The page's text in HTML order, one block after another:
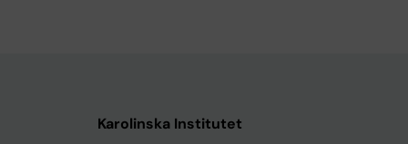
Karolinska Institutet